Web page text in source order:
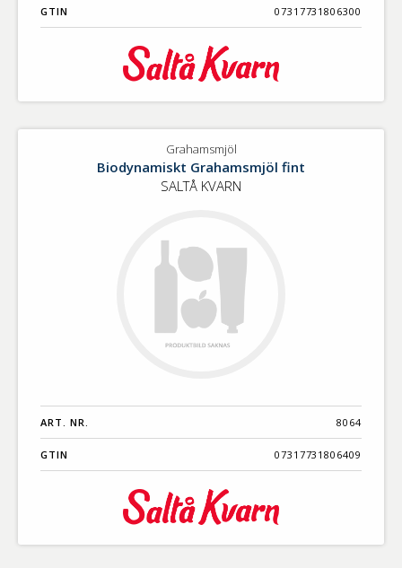
GTIN 07317731806300
Grahamsmjöl
Biodynamiskt Grahamsmjöl fint
SALTÅ KVARN
ART. NR. 8064
GTIN 07317731806409